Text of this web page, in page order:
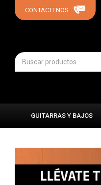
GUITARRAS Y BAJOS